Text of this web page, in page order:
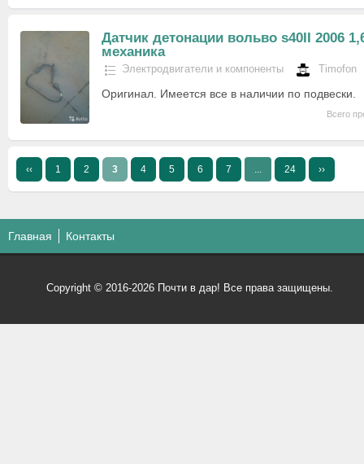
Датчик детонации вольво s40II 2006
механика
Электродвигатели и компоненты Timofon
Оригинал. Имеется все в наличии по подвески.
Всего
‹‹ 1 2 3 4 5 6 7 24 ››
Главная Контакты
Copyright © 2016-2026 Почти в дар! Все права защищены.